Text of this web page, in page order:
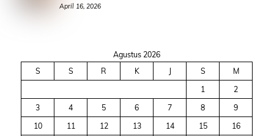
April 16, 2026
Agustus 2026
S
S R K S
M
1
2
3
4 5 6 7 8
9
10
11 12 13 14 15
16